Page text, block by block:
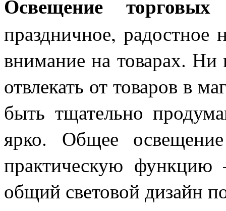
праздничное, радостное
внимание на товарах. Ни
отвлекать от товаров в
быть тщательно
ярко. Общее
практическую функцию
общий световой дизайн